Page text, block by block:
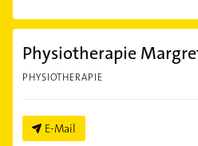
Physiotherapie
PHYSIOTHERAPIE
E-Mail